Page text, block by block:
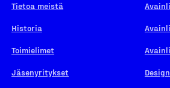
Tietoa meistä
Historia
Toimielimet
Jäsenyritykset